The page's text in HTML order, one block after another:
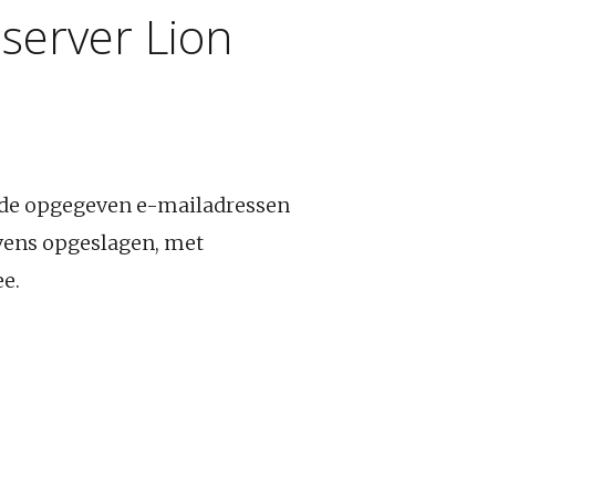
Lion
opgegeven e-mailadressen
opgeslagen, met